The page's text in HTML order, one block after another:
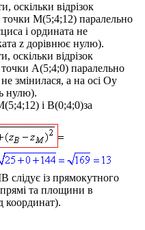
оскільки відрізок
M(5;4;12) паралельно
і ордината не
z дорівнює нулю).
оскільки відрізок
A(5;4;0) паралельно
змінилася, а на осі Oy
нулю).
і B(0;4;0)за
слідує із прямокутного
та площини в
координат).